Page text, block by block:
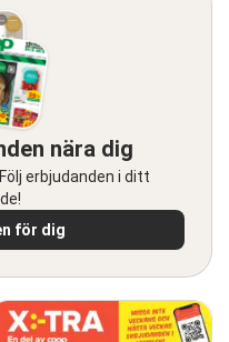
nära dig
erbjudanden i ditt
för dig